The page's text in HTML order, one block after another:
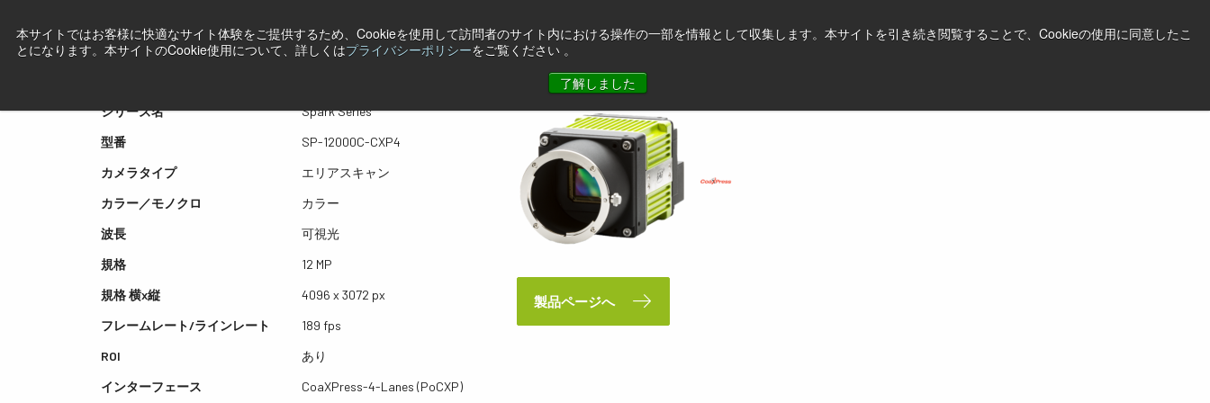
本サイトではお客様に快適なサイト体験をご提供するため、Cookieを使用して訪問者のサイト内における操作の一部を情報として収集します。本サイトを引き続き閲覧することで、Cookieの使用に同意したこ
とになります。本サイトのCookie使用について、詳しくはプライバシーポリシーをご覧ください 。
了解しました
プレビュー SP-12000C-CXP4
シリーズ名
Spark Series
型番
SP-12000C-CXP4
カメラタイプ
エリアスキャン
カラー／モノクロ
カラー
波長
可視光
規格
12 MP
規格 横x縦
4096 x 3072 px
フレームレート/ラインレート
189 fps
ROI
あり
インターフェース
CoaXPress-4-Lanes (PoCXP)
製品ページへ